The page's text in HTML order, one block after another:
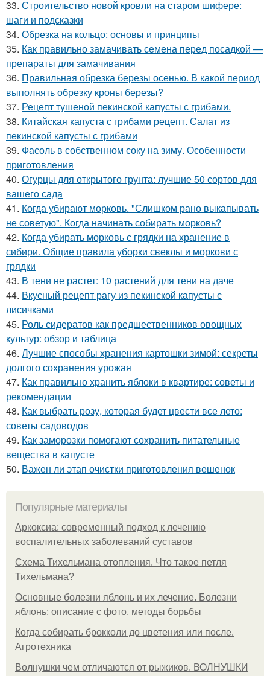
33. Строительство новой кровли на старом шифере:
шаги и подсказки
34. Обрезка на кольцо: основы и принципы
35. Как правильно замачивать семена перед посадкой —
препараты для замачивания
36. Правильная обрезка березы осенью. В какой период
выполнять обрезку кроны березы?
37. Рецепт тушеной пекинской капусты с грибами.
38. Китайская капуста с грибами рецепт. Салат из
пекинской капусты с грибами
39. Фасоль в собственном соку на зиму. Особенности
приготовления
40. Огурцы для открытого грунта: лучшие 50 сортов для
вашего сада
41. Когда убирают морковь. "Слишком рано выкапывать
не советую". Когда начинать собирать морковь?
42. Когда убирать морковь с грядки на хранение в
сибири. Общие правила уборки свеклы и моркови с
грядки
43. В тени не растет: 10 растений для тени на даче
44. Вкусный рецепт рагу из пекинской капусты с
лисичками
45. Роль сидератов как предшественников овощных
культур: обзор и таблица
46. Лучшие способы хранения картошки зимой: секреты
долгого сохранения урожая
47. Как правильно хранить яблоки в квартире: советы и
рекомендации
48. Как выбрать розу, которая будет цвести все лето:
советы садоводов
49. Как заморозки помогают сохранить питательные
вещества в капусте
50. Важен ли этап очистки приготовления вешенок
Популярные материалы
Аркоксиа: современный подход к лечению
воспалительных заболеваний суставов
Схема Тихельмана отопления. Что такое петля
Тихельмана?
Основные болезни яблонь и их лечение. Болезни
яблонь: описание с фото, методы борьбы
Когда собирать брокколи до цветения или после.
Агротехника
Волнушки чем отличаются от рыжиков. ВОЛНУШКИ